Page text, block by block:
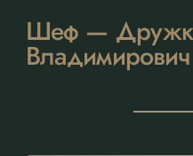
Шеф —
Владимирович